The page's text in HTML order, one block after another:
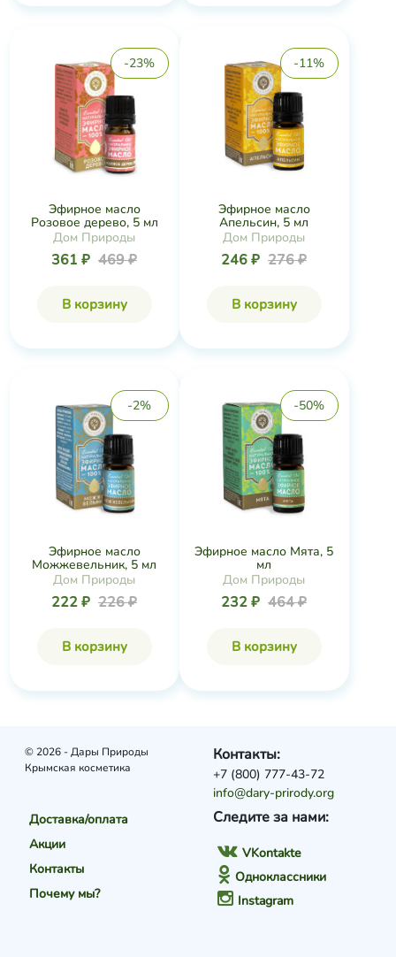
-23%
Эфирное масло
Розовое дерево, 5 мл
Дом Природы
361 ₽ 469 ₽
В корзину
-11%
Эфирное масло
Апельсин, 5 мл
Дом Природы
246 ₽ 276 ₽
В корзину
-2%
Эфирное масло
Можжевельник, 5 мл
Дом Природы
222 ₽ 226 ₽
В корзину
-50%
Эфирное масло Мята, 5
мл
Дом Природы
232 ₽ 464 ₽
В корзину
© 2026 - Дары Природы
Крымская косметика
Доставка/оплата
Акции
Контакты
Почему мы?
Следите за нами:
VKontakte
Одноклассники
Instagram
Контакты:
+7 (800) 777-43-72
info@dary-prirody.org